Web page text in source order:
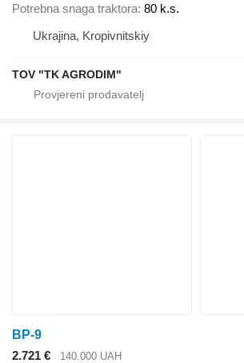
Potrebna snaga traktora 80 k.s.
Ukrajina, Kropivnitskiy
TOV "TK AGRODIM"
BP-9
2.721 €
140.000 UAH